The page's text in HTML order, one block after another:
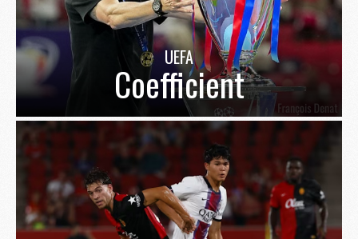
UEFA
Coefficient